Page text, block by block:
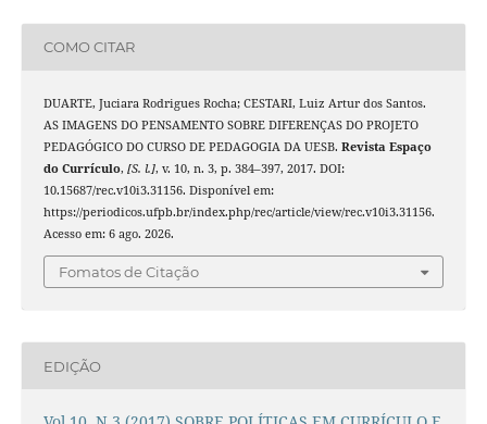
COMO CITAR
DUARTE, Juciara Rodrigues Rocha; CESTARI, Luiz Artur dos Santos.
AS IMAGENS DO PENSAMENTO SOBRE DIFERENÇAS DO PROJETO
PEDAGÓGICO DO CURSO DE PEDAGOGIA DA UESB. Revista Espaço
do Currículo, [S. l.], v. 10, n. 3, p. 384–397, 2017. DOI:
10.15687/rec.v10i3.31156. Disponível em:
https://periodicos.ufpb.br/index.php/rec/article/view/rec.v10i3.31156.
Acesso em: 6 ago. 2026.
Fomatos de Citação
EDIÇÃO